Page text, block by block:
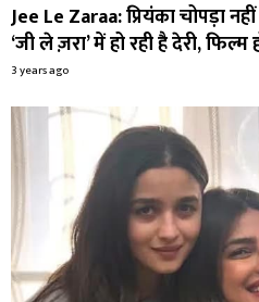
Jee Le Zaraa: प्रियंका चोपड़ा
‘जी ले ज़रा’ में हो रही है देरी, फिल्म
3 years ago